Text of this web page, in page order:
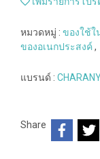
หมวดหมู่ : ของใช้ใ
ของอเนกประสงค์,
แบรนด์ :
Share